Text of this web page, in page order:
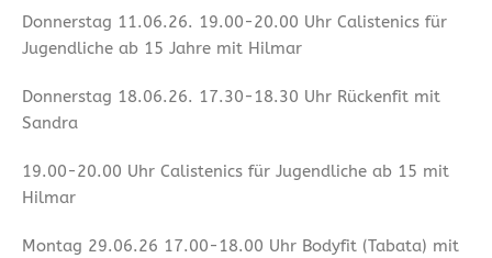
Donnerstag 11.06.26. 19.00-20.00 Uhr Calistenics für
Jugendliche ab 15 Jahre mit Hilmar
Donnerstag 18.06.26. 17.30-18.30 Uhr Rückenfit mit
Sandra
19.00-20.00 Uhr Calistenics für Jugendliche ab 15 mit
Hilmar
Montag 29.06.26 17.00-18.00 Uhr Bodyfit (Tabata) mit